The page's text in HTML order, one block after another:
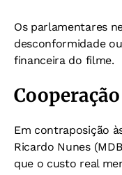
Os parlamentares
desconformidade
financeira do filme.
Cooperação
Em contraposição
Ricardo Nunes
que o custo real